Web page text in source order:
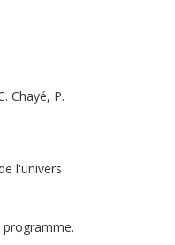
Chayé, P.
l'univers